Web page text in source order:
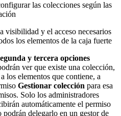
las colecciones según las
visibilidad y el acceso necesarios
los elementos de la caja fuerte
y tercera opciones
ver que existe una colección,
los elementos que contiene, a
Gestionar colección para esa
Solo los administradores
automáticamente el permiso
podrán delegarlo en un gestor de